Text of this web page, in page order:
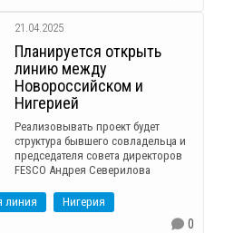
21.04.2025
Планируется открыть
линию между
Новороссийском и
Нигерией
Реализовывать проект будет
структура бывшего совладельца и
председателя совета директоров
FESCO Андрея Северилова
линия
Нигерия
0